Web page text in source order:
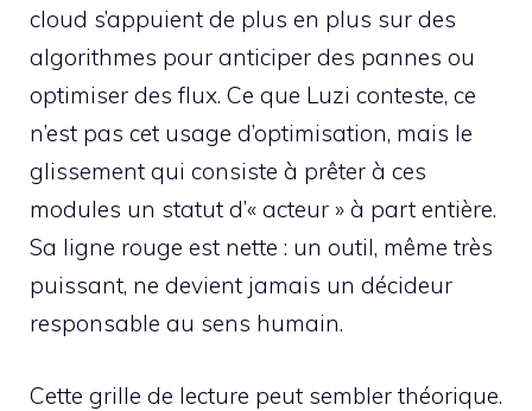
cloud s’appuient de plus en plus sur des
algorithmes pour anticiper des pannes ou
optimiser des flux. Ce que Luzi conteste, ce
n’est pas cet usage d’optimisation, mais le
glissement qui consiste à prêter à ces
modules un statut d’« acteur » à part entière.
Sa ligne rouge est nette : un outil, même très
puissant, ne devient jamais un décideur
responsable au sens humain.
Cette grille de lecture peut sembler théorique.